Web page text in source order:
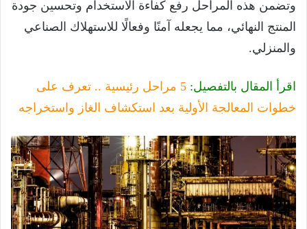
وتضمن هذه المراحل رفع كفاءة الاستخدام وتحسين جودة
المنتج النهائي، مما يجعله آمنًا وفعالًا للاستهلاك الصناعي
والمنزلي.
اقرأ المقال بالتفصيل:
5 مراحل رئيسية .. تعرف على
خطوات المعالجة الأولية بعد استكشاف الغاز واستخراجه